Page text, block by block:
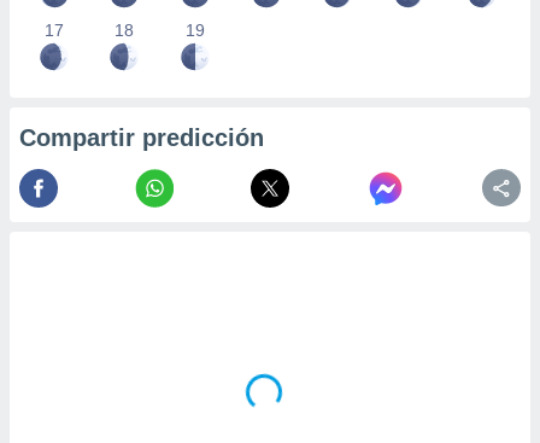
17 18 19
Compartir predicción